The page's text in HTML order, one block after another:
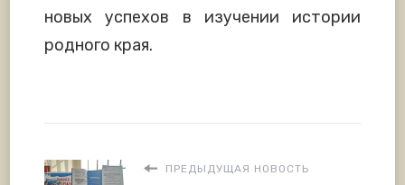
новых успехов в изучении истории
родного края.
ПРЕДЫДУЩАЯ НОВОСТЬ